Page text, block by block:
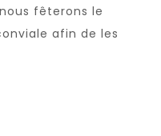
fêterons le
afin de les